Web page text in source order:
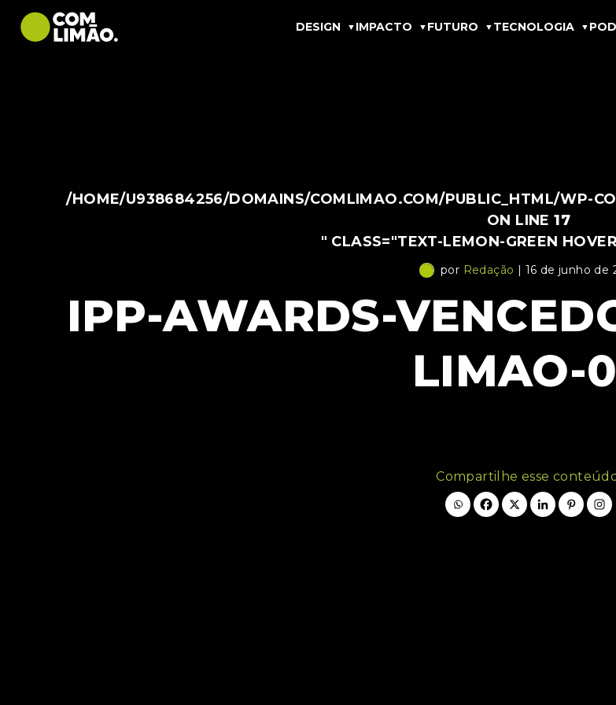
DESIGN IMPACTO FUTURO TECNOLOGIA
/HOME/U938684256/DOMAINS/COMLIMAO.COM/PUBLIC_HTML/WP-
ON LINE17
" CLASS="TEXT-LEMON-GREEN
por Redação | 16 de junho de
IPP-AWARDS-
LIMAO-
Compartilhe esse